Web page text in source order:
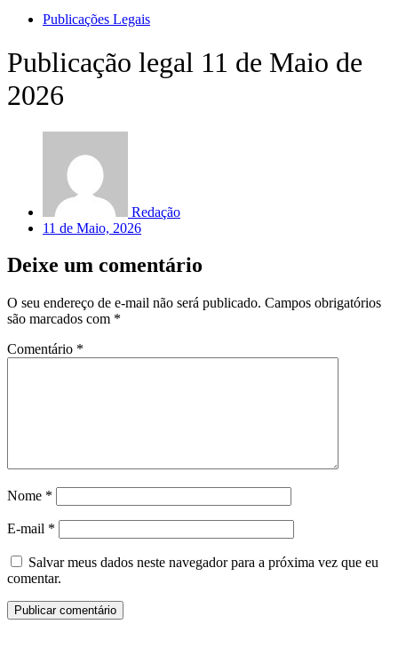
Publicações Legais
Publicação legal 11 de Maio de
2026
Redação
11 de Maio, 2026
Deixe um comentário
O seu endereço de e-mail não será publicado. Campos obrigatórios
são marcados com *
Comentário *
Nome *
E-mail *
Salvar meus dados neste navegador para a próxima vez que eu
comentar.